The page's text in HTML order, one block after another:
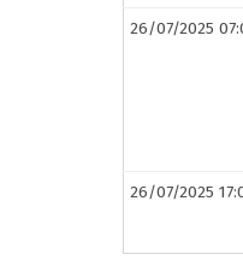
26/07/2025
26/07/2025